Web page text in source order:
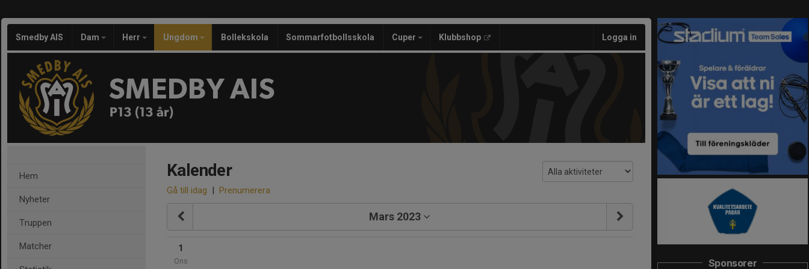
Smedby AIS Dam Herr Ungdom Bollekskola Sommarfotbollsskola Cuper Klubbshop Logga in
SMEDBY AIS
P13 (13 år)
Hem
Nyheter
Truppen
Matcher
Kalender
Gå till idag | Prenumerera
Mars 2023
1
Ons Sponsorer